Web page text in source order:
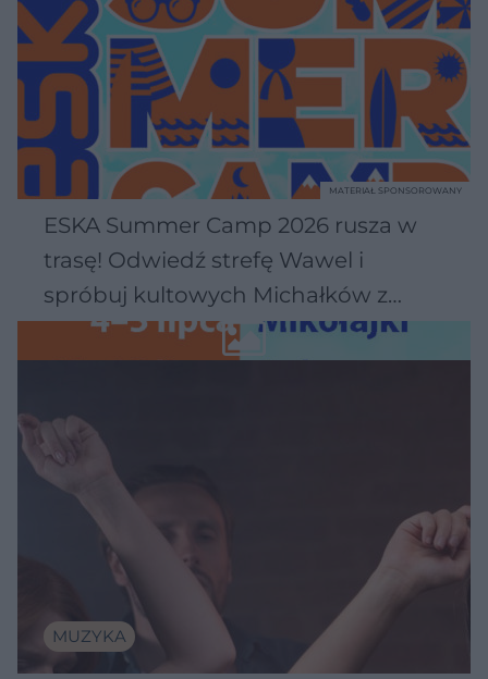
ESKA Summer Camp 2026 rusza w
trasę! Odwiedź strefę Wawel i
spróbuj kultowych Michałków z
Wawelu
MATERIAŁ SPONSOROWANY
MUZYKA